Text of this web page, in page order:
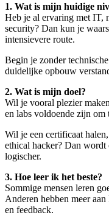
1. Wat is mijn huidige
Heb je al ervaring met IT,
security? Dan kun je
intensievere route.
Begin je zonder
duidelijke opbouw
2. Wat is mijn doel?
Wil je vooral plezier
en labs voldoende zijn om
Wil je een certificaat
ethical hacker? Dan
logischer.
3. Hoe leer ik het beste?
Sommige mensen leren
Anderen hebben meer
en feedback.